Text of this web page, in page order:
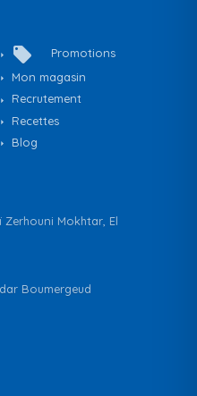
local_offer
Promotions
Mon magasin
Recrutement
Recettes
Blog
Mokhtar, El
Boumergeud